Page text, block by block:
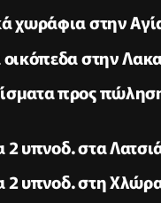
χωράφια στην
οικόπεδα στην
προς
2 υπνοδ. στα
2 υπνοδ. στη